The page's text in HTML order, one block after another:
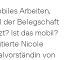
Arbeiten,
der Belegschaft
Ist das mobil?
Nicole
von